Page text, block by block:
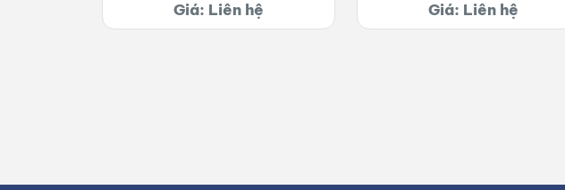
Giá: Liên hệ
ĐỒNG LOẠT
Giá: Liên hệ